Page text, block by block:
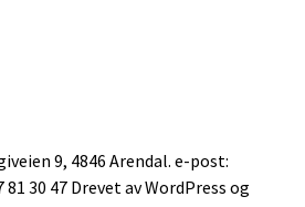
9, 4846 Arendal. e-post:
81 30 47 Drevet avWordPress og